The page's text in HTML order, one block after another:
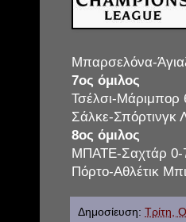
Μπαρσελόνα-
7ος όμιλος
Τσέλσι-Μάριμπορ
Σάλκε-Σπόρτινγκ
8ος όμιλος
ΜΠΑΤΕ-Σαχτάρ 0-
Πόρτο-Αθλέτικ
Δημοσίευση: Τρίτη,